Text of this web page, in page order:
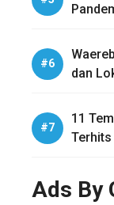
dan
11
Ads By